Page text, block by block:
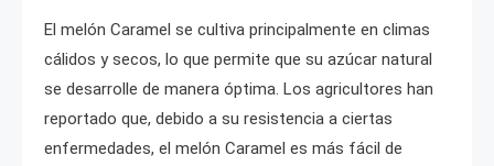
El melón Caramel se cultiva principalmente en climas
cálidos y secos, lo que permite que su azúcar natural
se desarrolle de manera óptima. Los agricultores han
reportado que, debido a su resistencia a ciertas
enfermedades, el melón Caramel es más fácil de